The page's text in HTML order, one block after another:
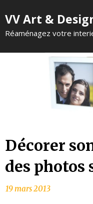
VV Art &
Réaménagez votre
Décorer
des photos